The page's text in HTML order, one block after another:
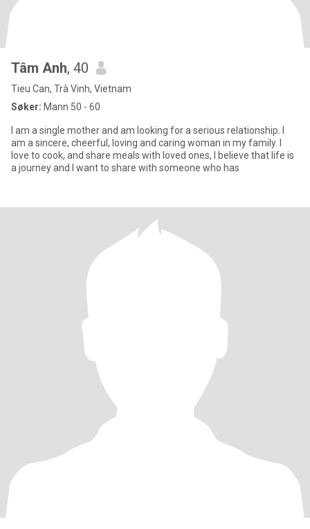
Tâm Anh, 40
Tieu Can, Trà Vinh, Vietnam
Søker: Mann 50 - 60
I am a single mother and am looking for a serious relationship. I
am a sincere, cheerful, loving and caring woman in my family. I
love to cook, and share meals with loved ones, I believe that life is
a journey and I want to share with someone who has